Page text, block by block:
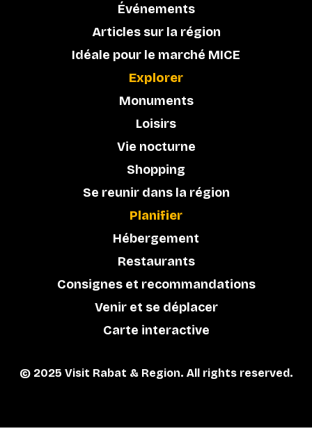
Événements
Articles sur la région
Idéale pour le marché MICE
Explorer
Monuments
Loisirs
Vie nocturne
Shopping
Se reunir dans la région
Planifier
Hébergement
Restaurants
Consignes et recommandations
Venir et se déplacer
Carte interactive
© 2025 Visit Rabat & Region. All rights reserved.